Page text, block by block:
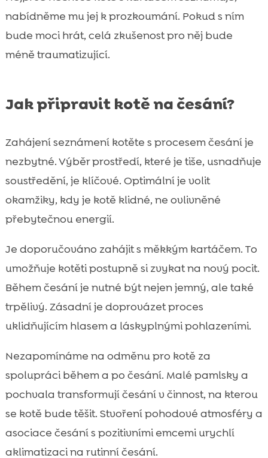
nabídněme mu jej k prozkoumání. Pokud s ním
bude moci hrát, celá zkušenost pro něj bude
méně traumatizující.
Jak připravit kotě na česání?
Zahájení seznámení kotěte s procesem česání je
nezbytné. Výběr prostředí, které je tiše, usnadňuje
soustředění, je klíčové. Optimální je volit
okamžiky, kdy je kotě klidné, ne ovlivněné
přebytečnou energií.
Je doporučováno zahájit s měkkým kartáčem. To
umožňuje kotěti postupně si zvykat na nový pocit.
Během česání je nutné být nejen jemný, ale také
trpělivý. Zásadní je doprovázet proces
uklidňujícím hlasem a láskyplnými pohlazeními.
Nezapomínáme na odměnu pro kotě za
spolupráci během a po česání. Malé pamlsky a
pochvala transformují česání v činnost, na kterou
se kotě bude těšit. Stvoření pohodové atmosféry a
asociace česání s pozitivními emcemi urychlí
aklimatizaci na rutinní česání.